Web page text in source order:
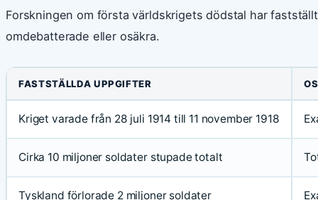
Forskningen om första världskrigets dödstal har
omdebatterade eller osäkra.
FASTSTÄLLDA UPPGIFTER
Kriget varade från 28 juli 1914 till 11 november 1918
Cirka 10 miljoner soldater stupade totalt
Tyskland förlorade 2 miljoner soldater